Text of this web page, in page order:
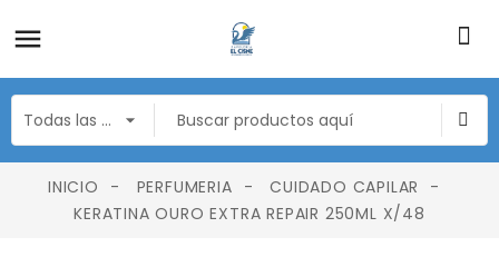
INICIO PERFUMERIA
CUIDADO CAPILAR
KERATINA OURO EXTRA REPAIR 250ML X/48